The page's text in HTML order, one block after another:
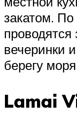
закатом.
проводятся
вечеринки
берегу
Lamai